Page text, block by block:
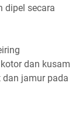
dipel secara
dan kusam
jamur pada